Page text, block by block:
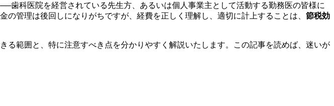
歯科医院を経営されている先生方、あるいは個人事業主として活動する勤務医の皆様に
管理は後回しになりがちですが、経費を正しく理解し、適切に計上することは、 節税効
範囲と、特に注意すべき点を分かりやすく解説いたします。この記事を読めば、迷いが